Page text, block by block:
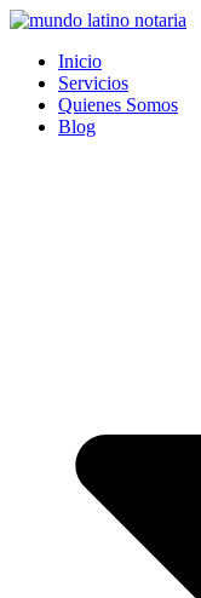
Saltar
contenido
Inicio
Servicios
Quienes Somos
Blog